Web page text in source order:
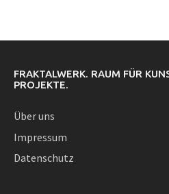
FRAKTALWERK. RAUM FÜR
PROJEKTE.
Über uns
Impressum
Datenschutz